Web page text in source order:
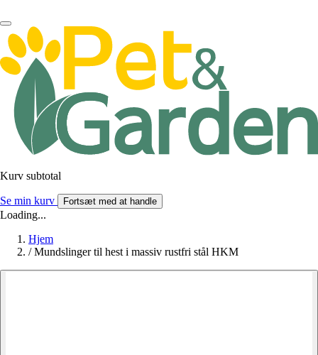
Kurv subtotal
Se min kurv Fortsæt med at handle
Loading...
Hjem
/ Mundslinger til hest i massiv rustfri stål HKM